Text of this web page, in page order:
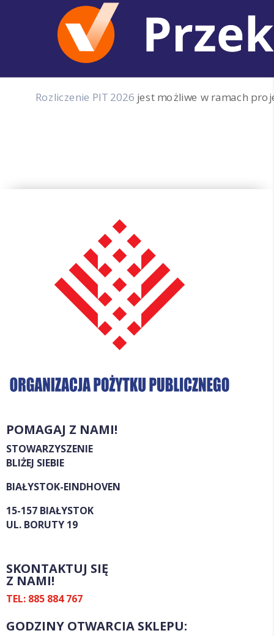
Rozliczenie PIT 2026 jest możliwe w ramach
POMAGAJ Z NAMI!
STOWARZYSZENIE
BLIŻEJ SIEBIE
BIAŁYSTOK-EINDHOVEN
15-157 BIAŁYSTOK
UL. BORUTY 19
SKONTAKTUJ SIĘ
Z NAMI!
TEL: 885 884 767
GODZINY OTWARCIA SKLEPU: